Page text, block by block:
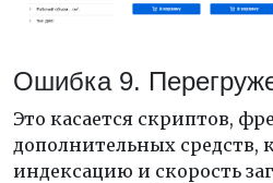
Ошибка 9.
Это касается скриптов,
дополнительных средств,
индексацию и скорость